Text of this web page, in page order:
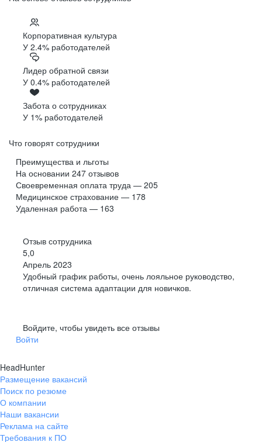
Корпоративная культура
У 2.4% работодателей
Лидер обратной связи
У 0.4% работодателей
Забота о сотрудниках
У 1% работодателей
Что говорят сотрудники
Преимущества и льготы
На основании 247 отзывов
Своевременная оплата труда — 205
Медицинское страхование — 178
Удаленная работа — 163
Отзыв сотрудника
5,0
Апрель 2023
Удобный график работы, очень лояльное руководство,
отличная система адаптации для новичков.
Войдите, чтобы увидеть все отзывы
Войти
HeadHunter
Размещение вакансий
Поиск по резюме
О компании
Наши вакансии
Реклама на сайте
Требования к ПО